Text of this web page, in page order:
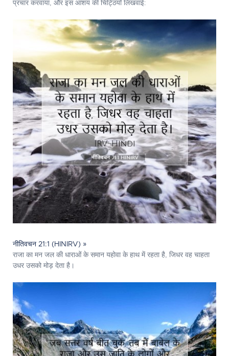
प्रचार करवाया, और इस आशय की चिट्ठियाँ लिखवाई:
नीतिवचन 21:1 (HINIRV) »
राजा का मन जल की धाराओं के समान यहोवा के हाथ में रहता है, जिधर वह चाहता
उधर उसको मोड़ देता है।